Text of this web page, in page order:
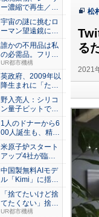
松
る
2021
ー濃縮で再生／ブ
タ腎臓、...
宇宙の謎に挑むロ
ーマン望遠鏡に加
わった、...
誰かの不用品は私
の必需品。フリマ
に参加し...
UR都市機構
英政府、2009年以
降生まれに「たば
こ販...
野入亮人：シリコ
ン量子ビットで大
規模化の...
1人のドナーから6
00人誕生も、精子
提供...
米原子炉スタート
アップ4社が臨界
達成、原...
中国製無料AIモデ
ル「Kimi」に揺れ
る...
「捨てたいけど捨
てたくない」捨て
活に悩ん...
UR都市機構